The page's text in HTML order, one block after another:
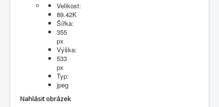
Velikost:
89.42K
Šířka:
355
px
Výška:
533
px
Typ:
jpeg
Nahlásit obrázek